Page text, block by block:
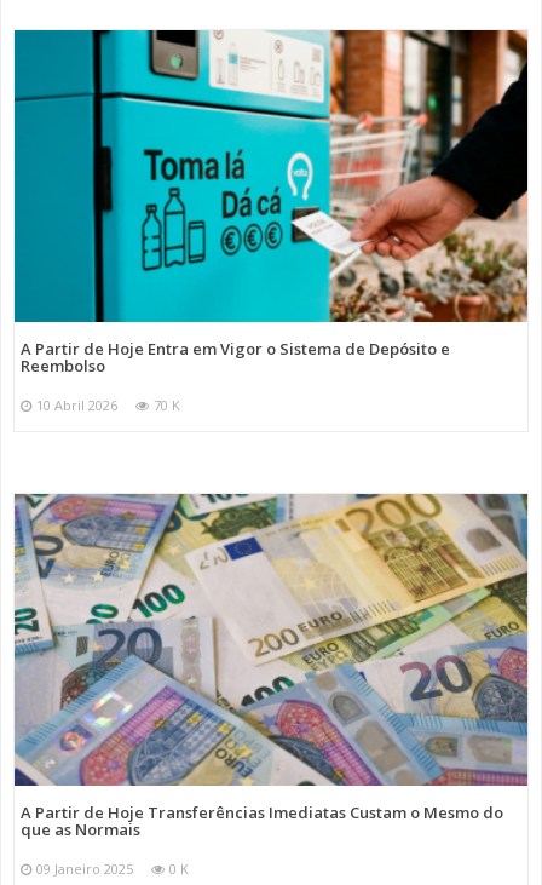
A Partir de Hoje Entra em Vigor o Sistema de Depósito e
Reembolso
10 Abril 2026 70 K
A Partir de Hoje Transferências Imediatas Custam o Mesmo do
que as Normais
09 Janeiro 2025 0 K